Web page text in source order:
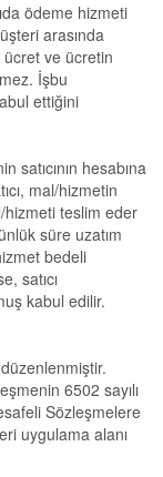
ödeme hizmeti
arasında
ücret ve ücretin
İşbu
ettiğini
satıcının hesabına
mal/hizmetin
teslim eder
süre uzatım
bedeli
satıcı
kabul edilir.
6502 sayılı
Sözleşmelere
uygulama alanı